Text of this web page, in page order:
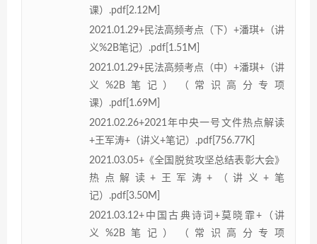
课）.pdf[2.12M]
2021.01.29+民法高频考点（下）+潘琪+（讲
义%2B笔记）.pdf[1.51M]
2021.01.29+民法高频考点（中）+潘琪+（讲
义%2B笔记）（常识高分专项
课）.pdf[1.69M]
2021.02.26+2021年中央一号文件热点解读
+王军涛+（讲义+笔记）.pdf[756.77K]
2021.03.05+《全国脱贫攻坚总结表彰大会》
热点解读+王军涛+（讲义+笔
记）.pdf[3.50M]
2021.03.12+中国古典诗词+莫晓霏+（讲
义%2B笔记）（常识高分专项